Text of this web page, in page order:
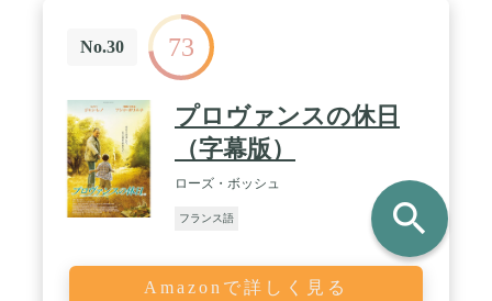
No.30 73
プロヴァンスの休日
（字幕版）
ローズ・ボッシュ
フランス語
Amazonで詳しく見る
search